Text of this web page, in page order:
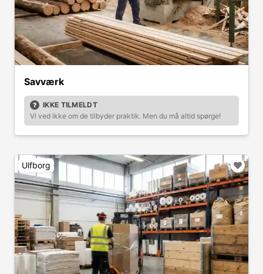
Savværk
IKKE TILMELDT
Vi ved ikke om de tilbyder praktik. Men du må altid spørge!
Ulfborg